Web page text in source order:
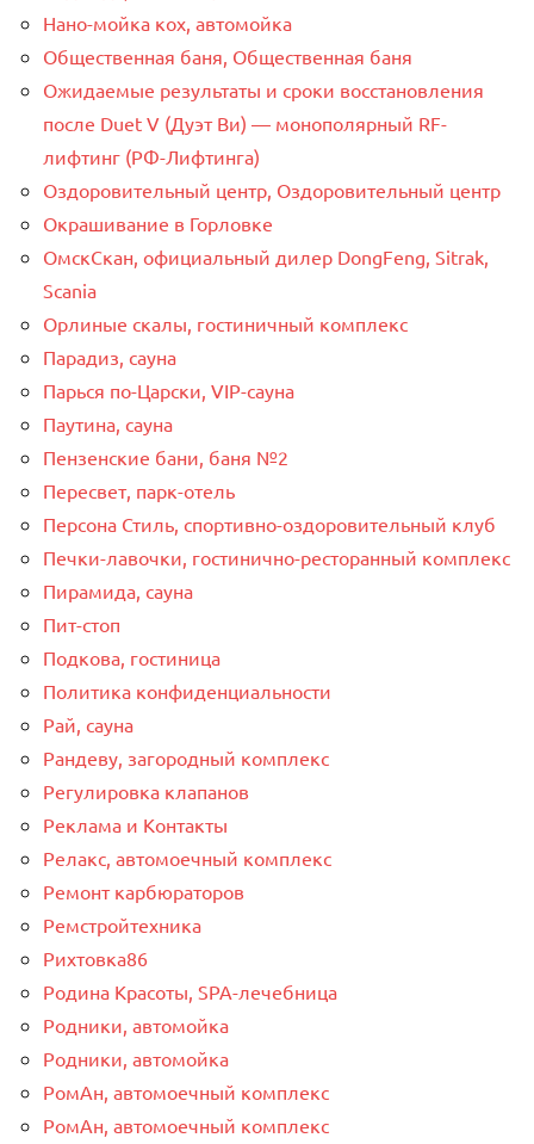
Нано-мойка кох, автомойка
Общественная баня, Общественная баня
Ожидаемые результаты и сроки восстановления
после Duet V (Дуэт Ви) — монополярный RF-
лифтинг (РФ-Лифтинга)
Оздоровительный центр, Оздоровительный центр
Окрашивание в Горловке
ОмскСкан, официальный дилер DongFeng, Sitrak,
Scania
Орлиные скалы, гостиничный комплекс
Парадиз, сауна
Парься по-Царски, VIP-сауна
Паутина, сауна
Пензенские бани, баня №2
Пересвет, парк-отель
Персона Стиль, спортивно-оздоровительный клуб
Печки-лавочки, гостинично-ресторанный комплекс
Пирамида, сауна
Пит-стоп
Подкова, гостиница
Политика конфиденциальности
Рай, сауна
Рандеву, загородный комплекс
Регулировка клапанов
Реклама и Контакты
Релакс, автомоечный комплекс
Ремонт карбюраторов
Ремстройтехника
Рихтовка86
Родина Красоты, SPA-лечебница
Родники, автомойка
Родники, автомойка
РомАн, автомоечный комплекс
РомАн, автомоечный комплекс